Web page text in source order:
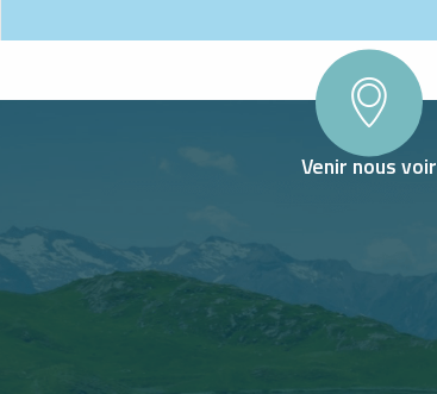
Venir nous voir